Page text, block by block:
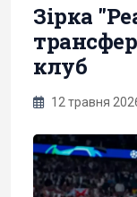
Зірка
клуб
12 травня